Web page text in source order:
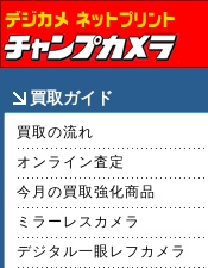
買取ガイド
買取の流れ
オンライン査定
今月の買取強化商品
ミラーレスカメラ
デジタル一眼レフカメラ